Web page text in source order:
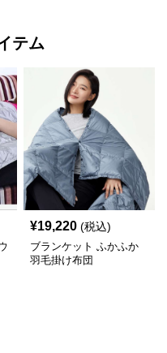
テム
¥19,220 (税込)
ブランケット ふかふか
羽毛掛け布団